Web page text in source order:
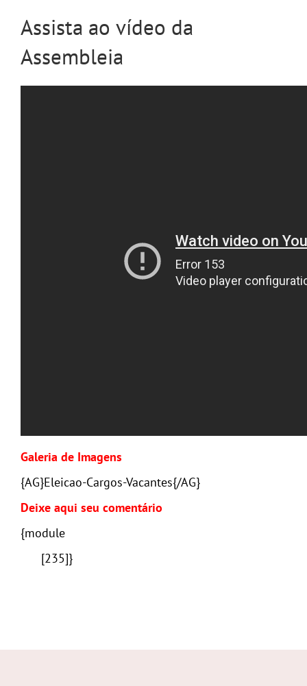
Assista ao vídeo da
Assembleia
Galeria de Imagens
{AG}Eleicao-Cargos-Vacantes{/AG}
Deixe aqui seu comentário
{module
[235]}